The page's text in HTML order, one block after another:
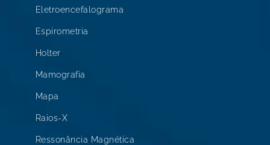
Eletroencefalograma
Espirometria
Holter
Mamografia
Mapa
Raios-X
Ressonância Magnética